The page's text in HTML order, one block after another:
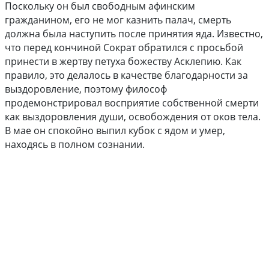
Поскольку он был свободным афинским
гражданином, его не мог казнить палач, смерть
должна была наступить после принятия яда. Известно,
что перед кончиной Сократ обратился с просьбой
принести в жертву петуха божеству Асклепию. Как
правило, это делалось в качестве благодарности за
выздоровление, поэтому философ
продемонстрировал восприятие собственной смерти
как выздоровления души, освобождения от оков тела.
В мае он спокойно выпил кубок с ядом и умер,
находясь в полном сознании.